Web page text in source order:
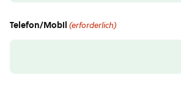
Telefon/Mobil (erforderlich)